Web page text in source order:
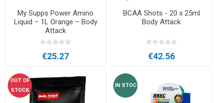
My Supps Power Amino
Liquid – 1L Orange – Body
Attack
€25.27
BCAA Shots - 20 x 25ml
Body Attack
€42.56
OUT OF
STOCK
IN STOC